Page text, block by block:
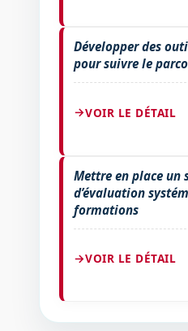
Développer des
pour suivre le
VOIR LE DÉTAIL
Mettre en place un
d’évaluation
formations
VOIR LE DÉTAIL